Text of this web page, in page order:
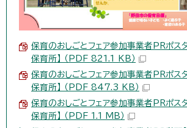
保育のおしごとフェア参加事業者PRポス
保育所】 （PDF 821.1 KB）
保育のおしごとフェア参加事業者PRポス
保育所】 （PDF 847.3 KB）
保育のおしごとフェア参加事業者PRポス
保育所】 （PDF 1.1 MB）